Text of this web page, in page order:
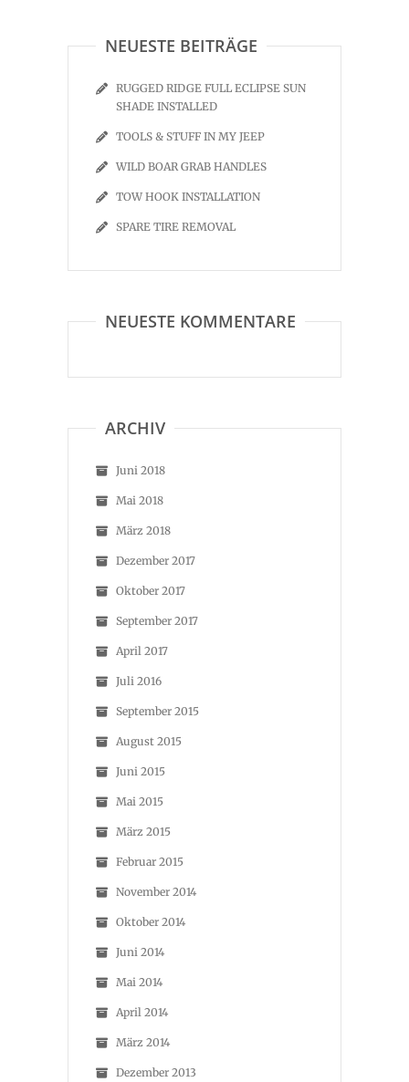
NEUESTE BEITRÄGE
RUGGED RIDGE FULL ECLIPSE SUN
SHADE INSTALLED
TOOLS & STUFF IN MY JEEP
WILD BOAR GRAB HANDLES
TOW HOOK INSTALLATION
SPARE TIRE REMOVAL
NEUESTE KOMMENTARE
ARCHIV
Juni 2018
Mai 2018
März 2018
Dezember 2017
Oktober 2017
September 2017
April 2017
Juli 2016
September 2015
August 2015
Juni 2015
Mai 2015
März 2015
Februar 2015
November 2014
Oktober 2014
Juni 2014
Mai 2014
April 2014
März 2014
Dezember 2013